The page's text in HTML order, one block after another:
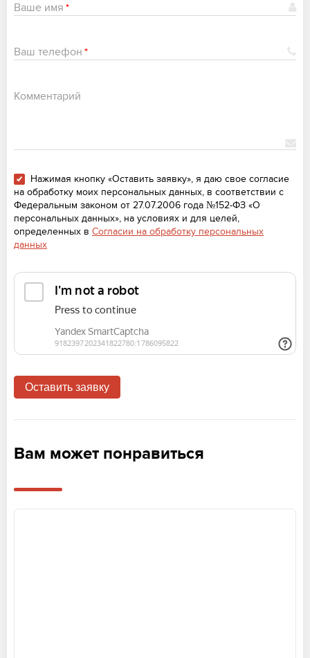
Ваше имя *
Ваш телефон *
Комментарий
Нажимая кнопку «Оставить заявку», я даю свое согласие
на обработку моих персональных данных, в соответствии с
Федеральным законом от 27.07.2006 года №152-ФЗ «О
персональных данных», на условиях и для целей,
определенных в Согласии на обработку персональных
данных
Вам может понравиться